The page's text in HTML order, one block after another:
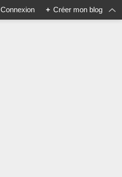
Connexion + Créer mon blog